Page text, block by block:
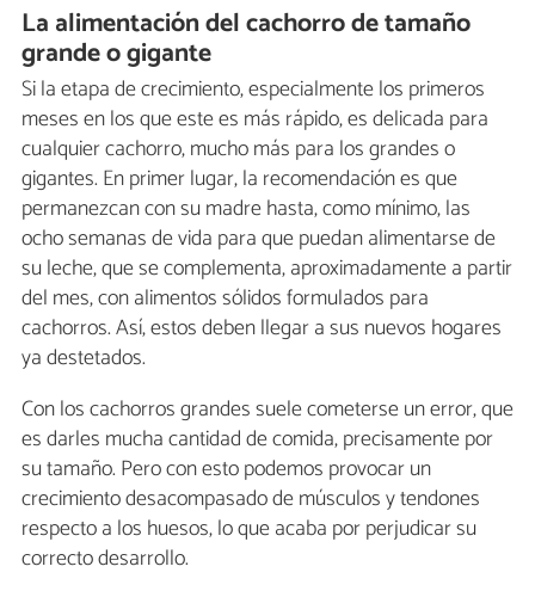
La alimentación del cachorro de tamaño
grande o gigante
Si la etapa de crecimiento, especialmente los primeros
meses en los que este es más rápido, es delicada para
cualquier cachorro, mucho más para los grandes o
gigantes. En primer lugar, la recomendación es que
permanezcan con su madre hasta, como mínimo, las
ocho semanas de vida para que puedan alimentarse de
su leche, que se complementa, aproximadamente a partir
del mes, con alimentos sólidos formulados para
cachorros. Así, estos deben llegar a sus nuevos hogares
ya destetados.
Con los cachorros grandes suele cometerse un error, que
es darles mucha cantidad de comida, precisamente por
su tamaño. Pero con esto podemos provocar un
crecimiento desacompasado de músculos y tendones
respecto a los huesos, lo que acaba por perjudicar su
correcto desarrollo.